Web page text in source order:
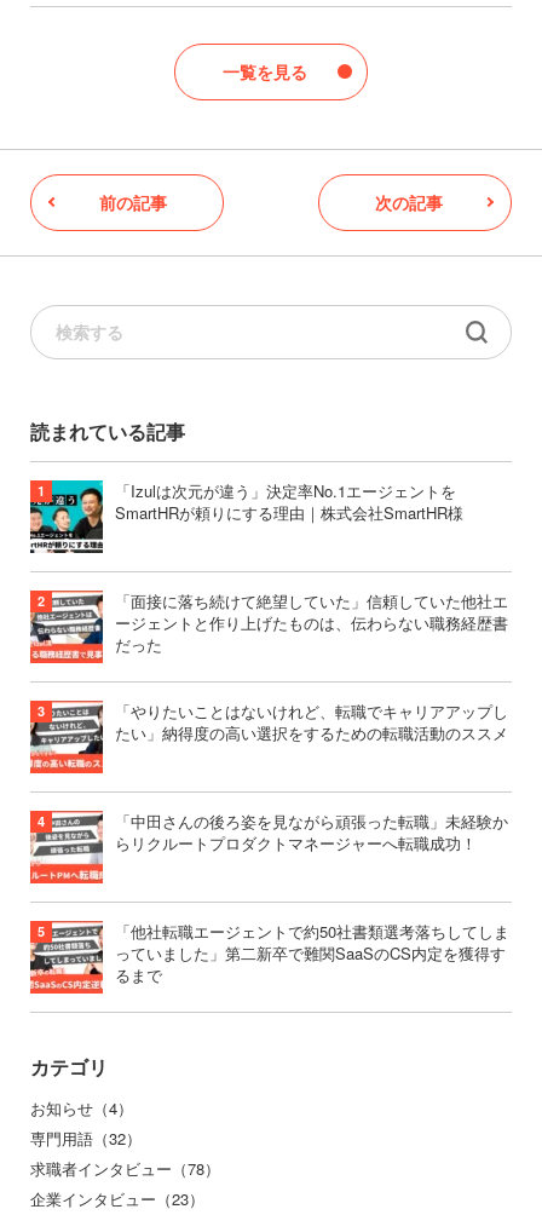
一覧を見る
前の記事 次の記事
読まれている記事
「Izulは次元が違う」決定率No.1エージェントを
SmartHRが頼りにする理由｜株式会社SmartHR様
「面接に落ち続けて絶望していた」信頼していた他社エ
ージェントと作り上げたものは、伝わらない職務経歴書
だった
「やりたいことはないけれど、転職でキャリアアップし
たい」納得度の高い選択をするための転職活動のススメ
「中田さんの後ろ姿を見ながら頑張った転職」未経験か
らリクルートプロダクトマネージャーへ転職成功！
「他社転職エージェントで約50社書類選考落ちしてしま
っていました」第二新卒で難関SaaSのCS内定を獲得す
るまで
カテゴリ
お知らせ（4）
専門用語（32）
求職者インタビュー（78）
企業インタビュー（23）